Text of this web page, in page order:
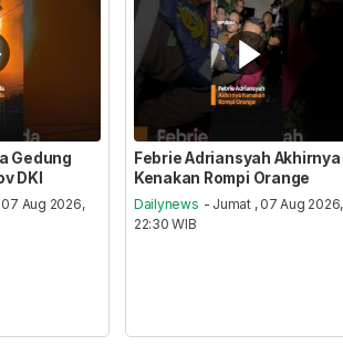
Gedung
DKI
Aug 2026,
Febrie Adriansyah Akhirnya
Kenakan Rompi Orange
Dailynews - Jumat , 07 Aug 2026,
22:30 WIB